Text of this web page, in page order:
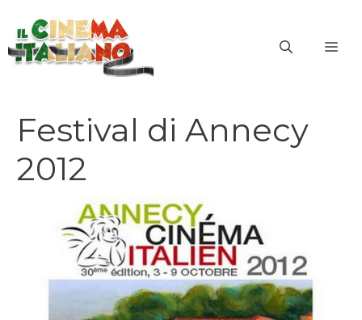
contenuto
Festival di Annecy
2012